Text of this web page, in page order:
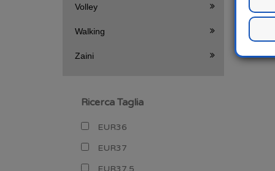
Volley
Walking
Zaini
Ricerca Taglia
EUR36
EUR37
EUR37,5